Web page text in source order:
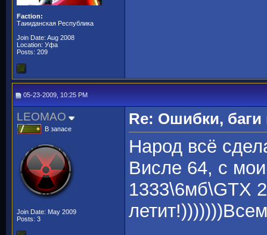
Faction:
Таииданская Республика
Join Date: Aug 2008
Location: Уфа
Posts: 209
05-23-2009, 10:25 PM
LEOMAO
В запасе
Join Date: May 2009
Posts: 3
Re: Ошибки, баги
Народ всё
Висле 64, с
1333\6мб\GTX